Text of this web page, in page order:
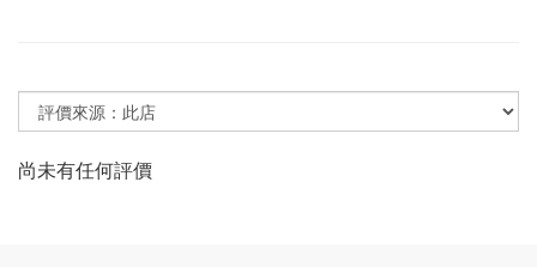
尚未有任何評價